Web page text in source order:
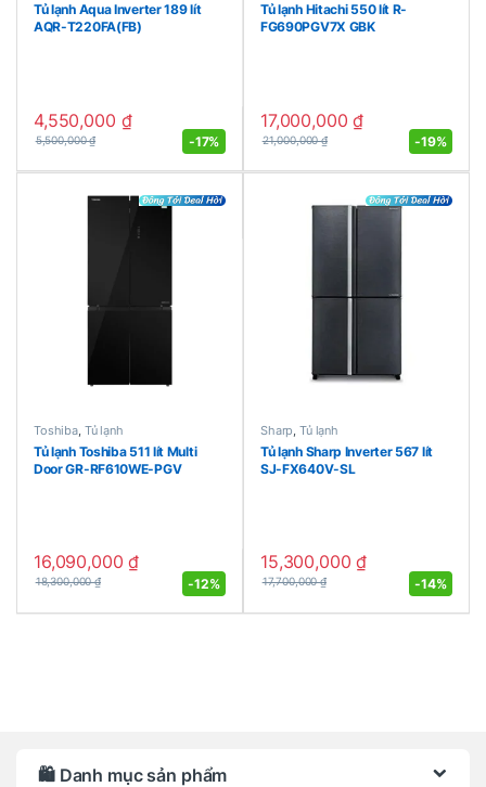
Tủ lạnh Aqua Inverter 189 lít
AQR-T220FA(FB)
4,550,000 ₫
5,500,000₫ -17%
Tủ lạnh Hitachi 550 lít R-
FG690PGV7X GBK
17,000,000₫
21,000,000₫ -19%
Toshiba, Tủ lạnh
Tủ lạnh Toshiba 511 lít Multi
Door GR-RF610WE-PGV
16,090,000₫
18,300,000₫ -12%
Sharp,Tủ lạnh
Tủ lạnh Sharp Inverter 567 lít
SJ-FX640V-SL
15,300,000₫
17,700,000₫ -14%
🛍️ Danh mục sản phẩm